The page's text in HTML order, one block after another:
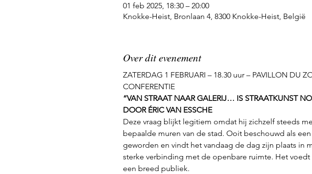
01 feb 2025, 18:30 – 20:00
Knokke-Heist, Bronlaan 4, 8300 Knokke-Heist, België
Over dit evenement
ZATERDAG 1 FEBRUARI – 18.30 uur – PAVILLON DU
CONFERENTIE
“VAN STRAAT NAAR GALERIJ… IS STRAATKUNST
DOOR ÉRIC VAN ESSCHE
Deze vraag blijkt legitiem omdat hij zichzelf steeds
bepaalde muren van de stad. Ooit beschouwd als
geworden en vindt het vandaag de dag zijn plaats in
sterke verbinding met de openbare ruimte. Het
een breed publiek.